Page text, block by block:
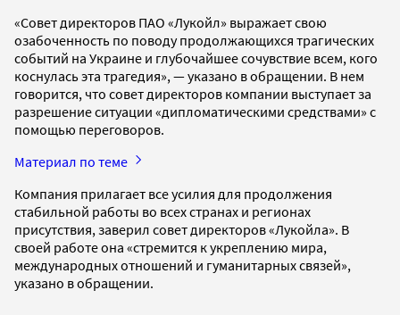
«Совет директоров ПАО «Лукойл» выражает свою
озабоченность по поводу продолжающихся трагических
событий на Украине и глубочайшее сочувствие всем, кого
коснулась эта трагедия», — указано в обращении. В нем
говорится, что совет директоров компании выступает за
разрешение ситуации «дипломатическими средствами» с
помощью переговоров.
Материал по теме
Компания прилагает все усилия для продолжения
стабильной работы во всех странах и регионах
присутствия, заверил совет директоров «Лукойла». В
своей работе она «стремится к укреплению мира,
международных отношений и гуманитарных связей»,
указано в обращении.